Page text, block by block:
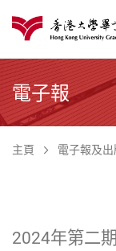
港大同
電子報
主頁 電子報及
2024年第二期